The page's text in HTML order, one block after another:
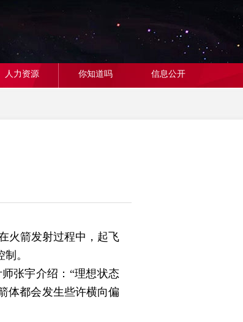
人力资源 你知道吗 信息公开
火箭发射过程中，起飞
。
张宇介绍：“理想状态
体都会发生些许横向偏